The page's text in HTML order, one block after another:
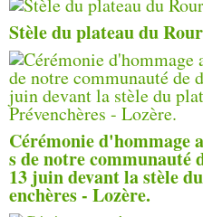
Stèle du plateau du
Cérémonie d'hommage
s de notre communauté
13 juin devant la stèle
enchères - Lozère.